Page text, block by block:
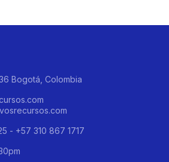
Bogotá, Colombia
- +57 310 867 1717